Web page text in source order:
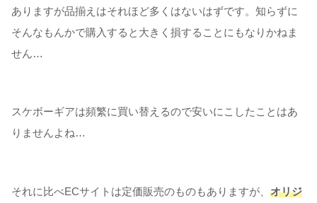
ありますが品揃えはそれほど多くはないはずです。知らずに
そんなもんかで購入すると大きく損することにもなりかねま
せん…
スケボーギアは頻繁に買い替えるので安いにこしたことはあ
りませんよね…
それに比べECサイトは定価販売のものもありますが、 オリジ